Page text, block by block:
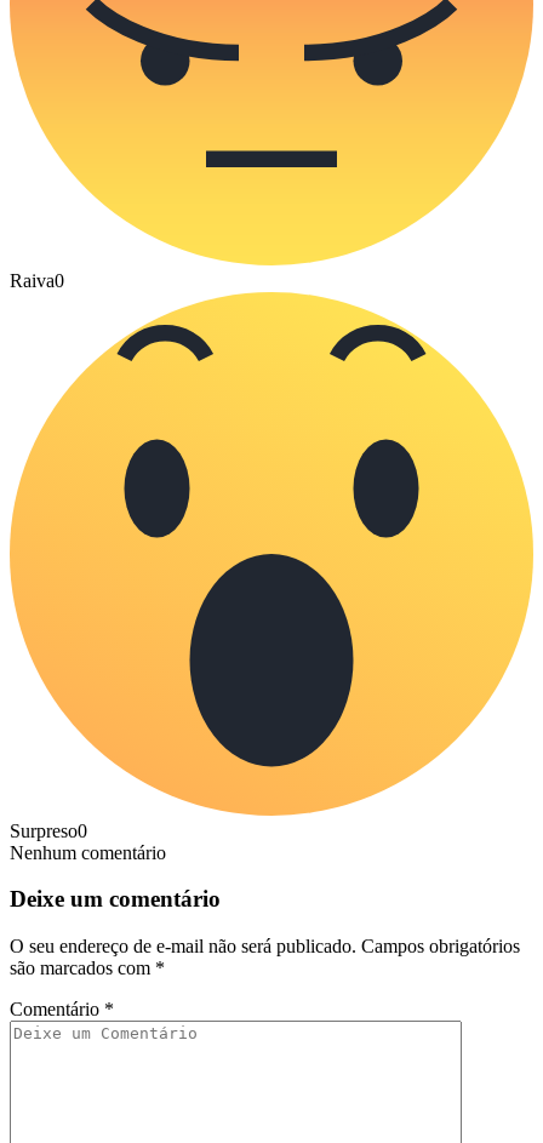
Raiva0
Surpreso0
Nenhum comentário
Deixe um comentário
O seu endereço de e-mail não será publicado. Campos obrigatórios
são marcados com *
Comentário *